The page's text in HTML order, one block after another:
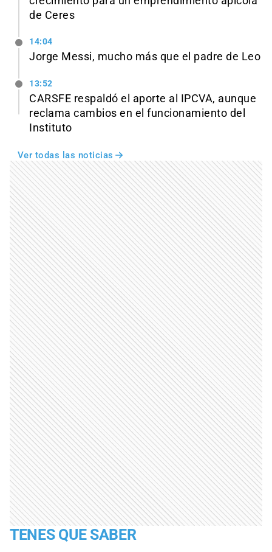
de Ceres
14:04
Jorge Messi, mucho más que el padre de Leo
13:52
CARSFE respaldó el aporte al IPCVA, aunque
reclama cambios en el funcionamiento del
Instituto
Ver todas las noticias
TENES QUE SABER